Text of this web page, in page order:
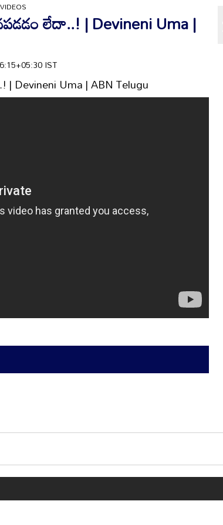
లేదా..! | Devineni Uma |
IST
Devineni Uma | ABN Telugu